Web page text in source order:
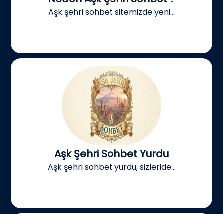
Aşk şehri sohbet sitemizde yeni...
Aşk Şehri Sohbet Yurdu
Aşk şehri sohbet yurdu, sizleride...